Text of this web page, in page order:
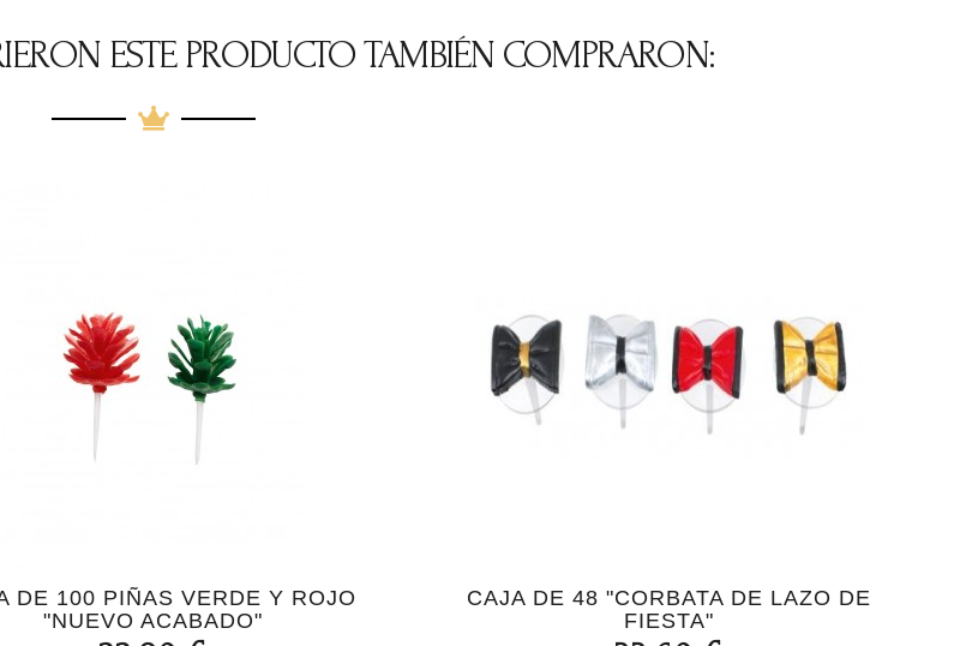
ESTE PRODUCTO TAMBIÉN COMPRARON:
DE 100 PIÑAS VERDE Y ROJO
"NUEVO ACABADO"
CAJA DE 48 "CORBATA DE LAZO DE
FIESTA"